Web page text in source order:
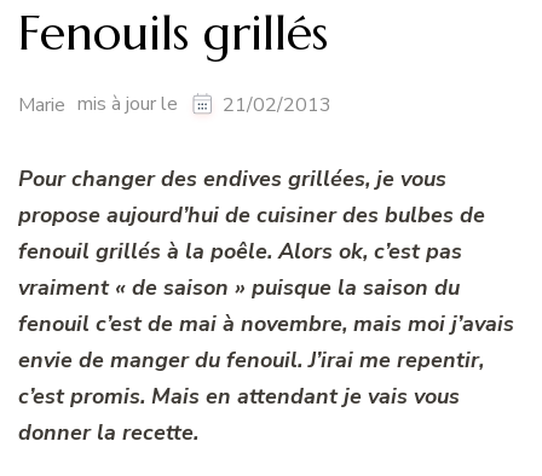
Fenouils grillés
Marie mis à jour le 21/02/2013
Pour changer des endives grillées, je vous
propose aujourd’hui de cuisiner des bulbes de
fenouil grillés à la poêle. Alors ok, c’est pas
vraiment « de saison » puisque la saison du
fenouil c’est de mai à novembre, mais moi j’avais
envie de manger du fenouil. J’irai me repentir,
c’est promis. Mais en attendant je vais vous
donner la recette.